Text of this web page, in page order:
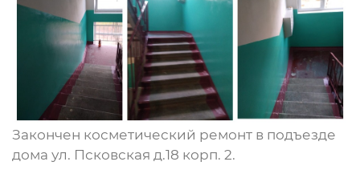
Закончен косметический ремонт в подъезде
дома ул. Псковская д.18 корп. 2.